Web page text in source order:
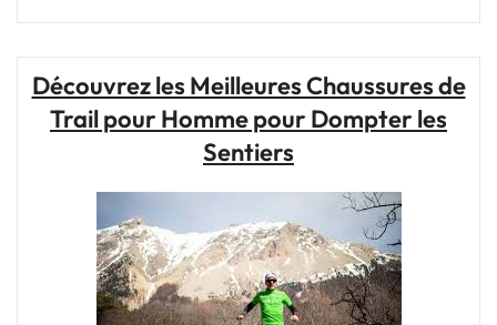
Chaussures
2021
:
Confort,
Performance
et
Durabilité"
Découvrez les Meilleures Chaussures de
Trail pour Homme pour Dompter les
Sentiers